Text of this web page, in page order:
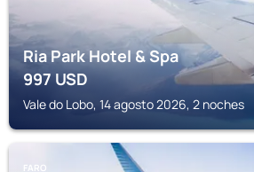
Ria Park Hotel & Spa
997USD
Vale do Lobo, 14 agosto 2026, 2 noches
FARO